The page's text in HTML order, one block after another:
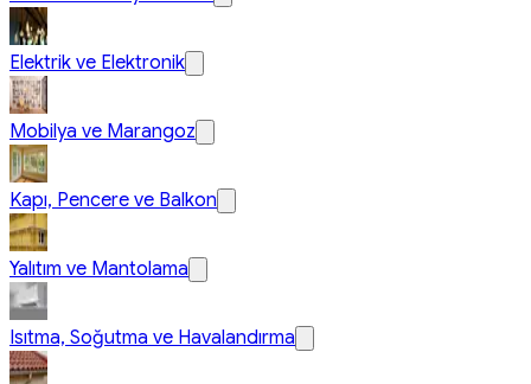
Elektrik ve Elektronik
Mobilya ve Marangoz
Kapı, Pencere ve Balkon
Yalıtım ve Mantolama
Isıtma, Soğutma ve Havalandırma